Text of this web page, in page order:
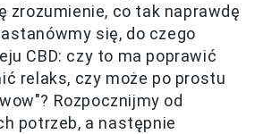
zrozumienie, co tak naprawdę
się, do czego
CBD: czy to ma poprawić
relaks, czy może po prostu
Rozpocznijmy od
potrzeb, a następnie